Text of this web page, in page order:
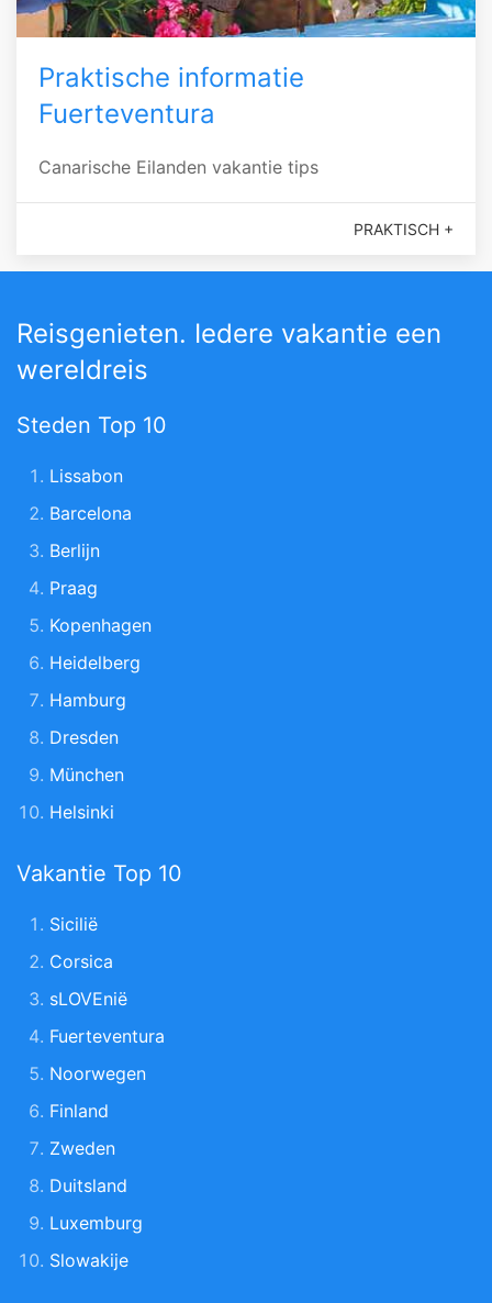
Praktische informatie
Fuerteventura
Canarische Eilanden vakantie tips
PRAKTISCH +
Reisgenieten. Iedere vakantie een
wereldreis
Steden Top 10
Lissabon
Barcelona
Berlijn
Praag
Kopenhagen
Heidelberg
Hamburg
Dresden
München
Helsinki
Vakantie Top 10
Sicilië
Corsica
sLOVEnië
Fuerteventura
Noorwegen
Finland
Zweden
Duitsland
Luxemburg
Slowakije